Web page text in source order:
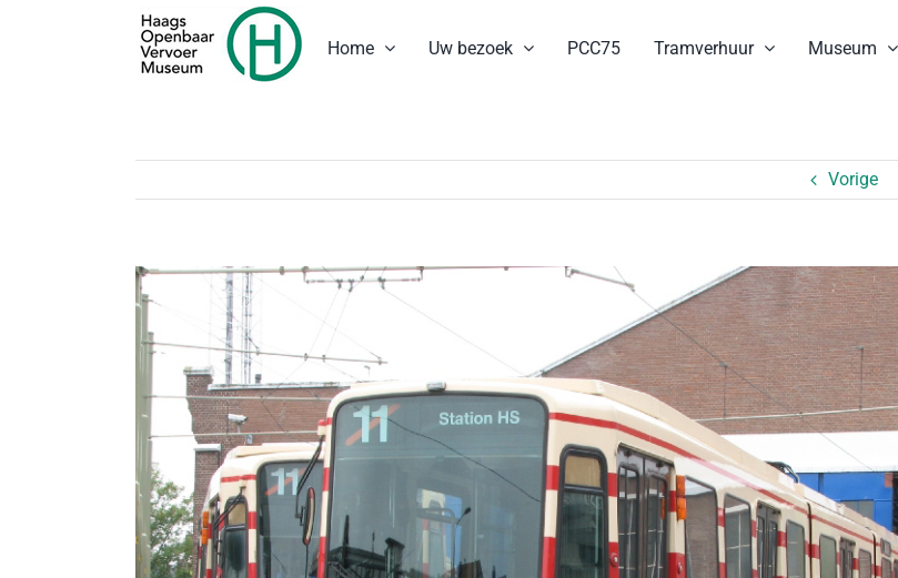
Home Uw bezoek PCC75 Tramverhuur Museum
Vorige
Bekijk
grotere
afbeelding